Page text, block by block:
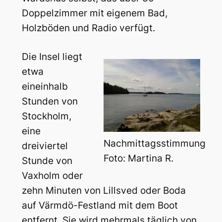
Doppelzimmer mit eigenem Bad,
Holzböden und Radio verfügt.
Nachmittagsstimmung
Foto: Martina R.
Die Insel liegt
etwa
eineinhalb
Stunden von
Stockholm,
eine
dreiviertel
Stunde von
Vaxholm oder
zehn Minuten von Lillsved oder Boda
auf Värmdö-Festland mit dem Boot